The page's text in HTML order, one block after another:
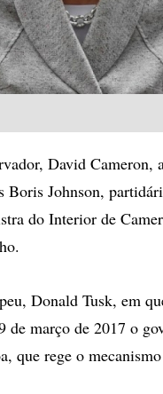
David Cameron,
Johnson,
do Interior de
Donald Tusk, em
de março de 2017 o
que rege o